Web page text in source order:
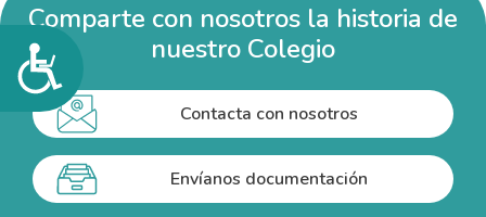
Accesibilidad
Comparte con nosotros la historia de
nuestro Colegio
Contacta con nosotros
Envíanos documentación